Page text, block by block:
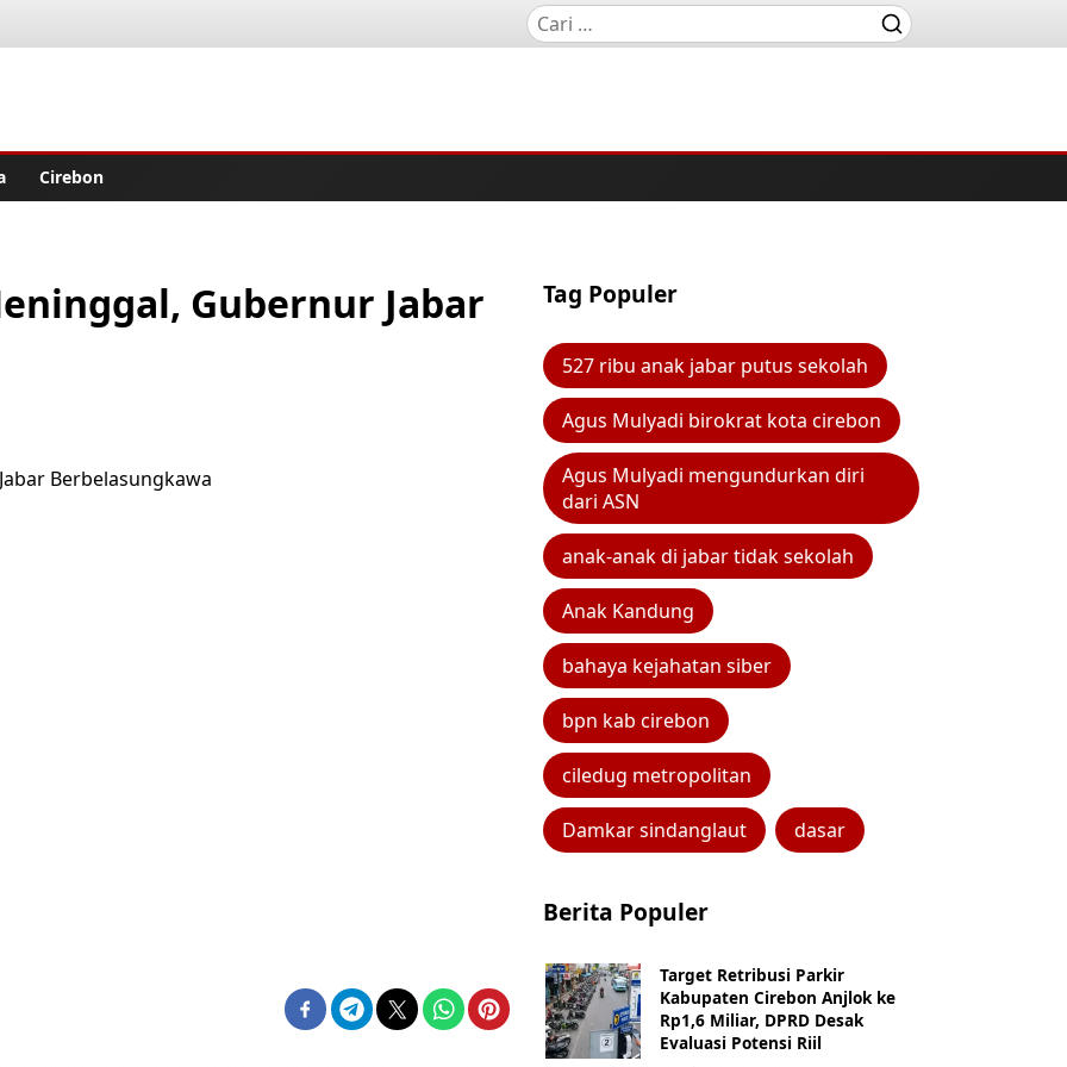
Cirebon
Gubernur Jabar
Tag Populer
527 ribu anak jabar putus sekolah
Agus Mulyadi birokrat kota cirebon
Agus Mulyadi mengundurkan diri
dari ASN
anak-anak di jabar tidak sekolah
Anak Kandung
bahaya kejahatan siber
bpn kab cirebon
ciledug metropolitan
Damkar sindanglaut dasar
Berita Populer
Target Retribusi Parkir
Kabupaten Cirebon Anjlok ke
Rp1,6 Miliar, DPRD Desak
Evaluasi Potensi Riil